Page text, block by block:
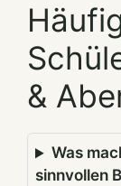
&
Was
sinnvollen